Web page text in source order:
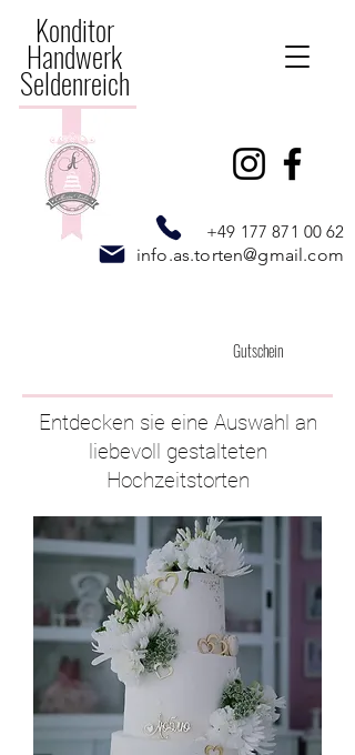
Konditor
Handwerk
Seldenreich
+49 177 871 00 62
info.as.torten@gmail.com
Gutschein
Entdecken sie eine Auswahl an
liebevoll gestalteten
Hochzeitstorten